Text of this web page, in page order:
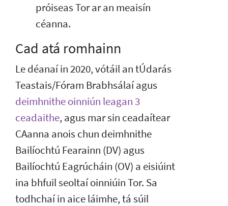
próiseas Tor ar an meaisín
céanna.
Cad atá romhainn
Le déanaí in 2020, vótáil an tÚdarás
Teastais/Fóram Brabhsálaí agus
deimhnithe oinniún leagan 3
ceadaithe, agus mar sin ceadaítear
CAanna anois chun deimhnithe
Bailíochtú Fearainn (DV) agus
Bailíochtú Eagrúcháin (OV) a eisiúint
ina bhfuil seoltaí oinniúin Tor. Sa
todhchaí in aice láimhe, tá súil